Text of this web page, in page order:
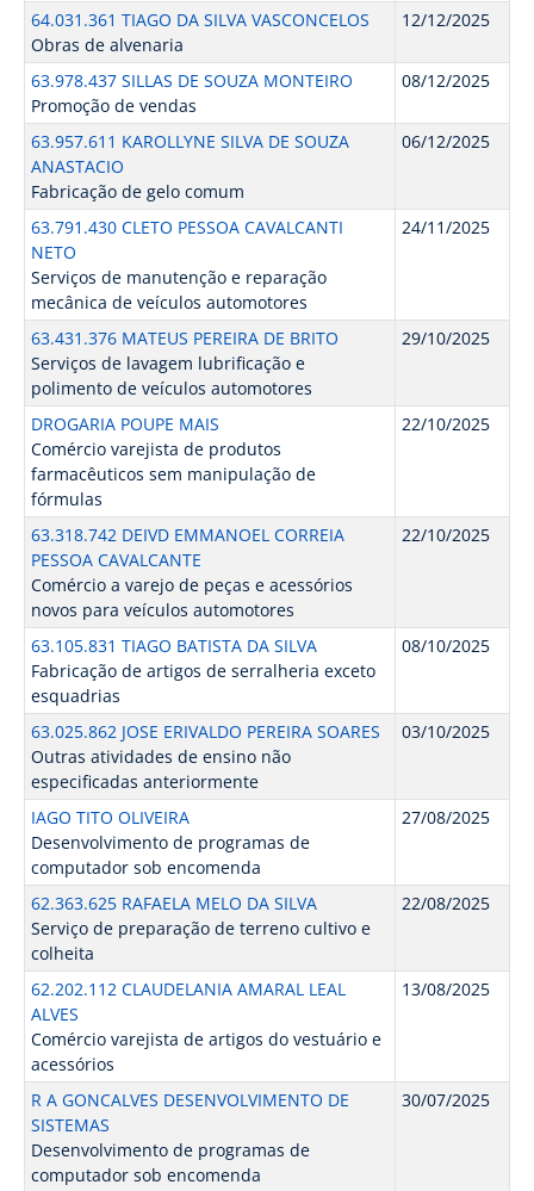
64.031.361 TIAGO DA SILVA VASCONCELOS
Obras de alvenaria
12/12/2025
63.978.437 SILLAS DE SOUZA MONTEIRO
Promoção de vendas
08/12/2025
63.957.611 KAROLLYNE SILVA DE SOUZA
ANASTACIO
Fabricação de gelo comum
06/12/2025
63.791.430 CLETO PESSOA CAVALCANTI
NETO
Serviços de manutenção e reparação
mecânica de veículos automotores
24/11/2025
63.431.376 MATEUS PEREIRA DE BRITO
Serviços de lavagem lubrificação e
polimento de veículos automotores
29/10/2025
DROGARIA POUPE MAIS
Comércio varejista de produtos
farmacêuticos sem manipulação de
fórmulas
22/10/2025
63.318.742 DEIVD EMMANOEL CORREIA
PESSOA CAVALCANTE
Comércio a varejo de peças e acessórios
novos para veículos automotores
22/10/2025
63.105.831 TIAGO BATISTA DA SILVA
Fabricação de artigos de serralheria exceto
esquadrias
08/10/2025
63.025.862 JOSE ERIVALDO PEREIRA SOARES
Outras atividades de ensino não
especificadas anteriormente
03/10/2025
IAGO TITO OLIVEIRA
Desenvolvimento de programas de
computador sob encomenda
27/08/2025
62.363.625 RAFAELA MELO DA SILVA
Serviço de preparação de terreno cultivo e
colheita
22/08/2025
62.202.112 CLAUDELANIA AMARAL LEAL
ALVES
Comércio varejista de artigos do vestuário e
acessórios
13/08/2025
R A GONCALVES DESENVOLVIMENTO DE
SISTEMAS
Desenvolvimento de programas de
computador sob encomenda
30/07/2025